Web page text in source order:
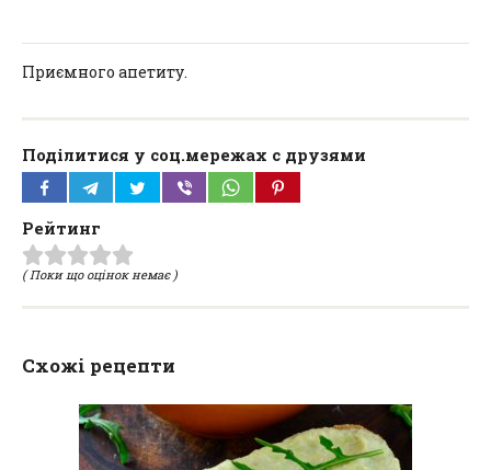
Приємного апетиту.
Поділитися у соц.мережах с друзями
Рейтинг
( Поки що оцінок немає )
Схожі рецепти